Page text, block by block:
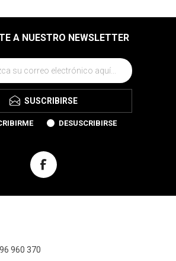
A NUESTRO NEWSLETTER
SUSCRIBIRSE
DESUSCRIBIRSE
960 370